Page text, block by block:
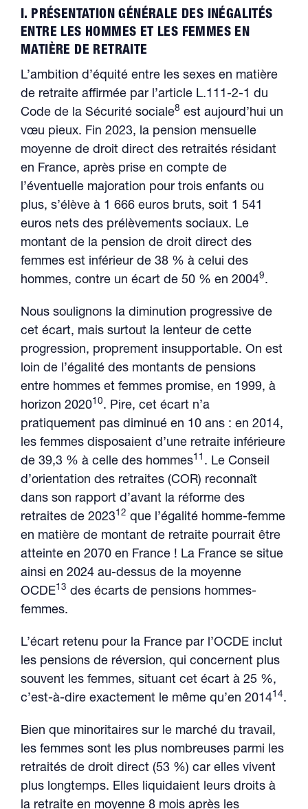
I. PRÉSENTATION GÉNÉRALE DES INÉGALITÉS
ENTRE LES HOMMES ET LES FEMMES EN
MATIÈRE DE RETRAITE
L’ambition d’équité entre les sexes en matière
de retraite affirmée par l’article L.111-2-1 du
Code de la Sécurité sociale8 est aujourd’hui un
vœu pieux. Fin 2023, la pension mensuelle
moyenne de droit direct des retraités résidant
en France, après prise en compte de
l’éventuelle majoration pour trois enfants ou
plus, s’élève à 1 666 euros bruts, soit 1 541
euros nets des prélèvements sociaux. Le
montant de la pension de droit direct des
femmes est inférieur de 38 % à celui des
hommes, contre un écart de 50 % en 20049.
Nous soulignons la diminution progressive de
cet écart, mais surtout la lenteur de cette
progression, proprement insupportable. On est
loin de l’égalité des montants de pensions
entre hommes et femmes promise, en 1999, à
horizon 202010. Pire, cet écart n’a
pratiquement pas diminué en 10 ans : en 2014,
les femmes disposaient d’une retraite inférieure
de 39,3 % à celle des hommes11 . Le Conseil
d’orientation des retraites (COR) reconnaît
dans son rapport d’avant la réforme des
retraites de 202312 que l’égalité homme-femme
en matière de montant de retraite pourrait être
atteinte en 2070 en France ! La France se situe
ainsi en 2024 au-dessus de la moyenne
OCDE13 des écarts de pensions hommes-
femmes.
L’écart retenu pour la France par l’OCDE inclut
les pensions de réversion, qui concernent plus
souvent les femmes, situant cet écart à 25 %,
c’est-à-dire exactement le même qu’en 201414.
Bien que minoritaires sur le marché du travail,
les femmes sont les plus nombreuses parmi les
retraités de droit direct (53 %) car elles vivent
plus longtemps. Elles liquidaient leurs droits à
la retraite en moyenne 8 mois après les